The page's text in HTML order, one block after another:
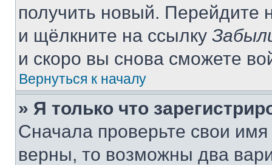
получить новый. Перейдите
и щёлкните на ссылку
и скоро вы снова сможете
Вернуться к началу
» Я только что
Сначала проверьте свои
верны, то возможны два